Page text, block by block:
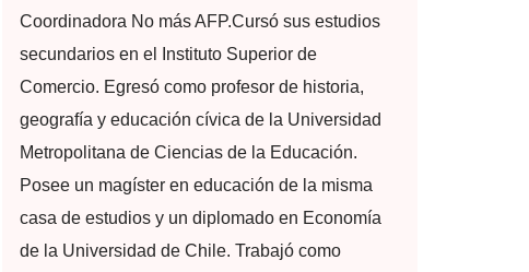
Coordinadora No más AFP.​ Cursó sus estudios
secundarios en el Instituto Superior de
Comercio. Egresó como profesor de historia,
geografía y educación cívica de la Universidad
Metropolitana de Ciencias de la Educación.
Posee un magíster en educación de la misma
casa de estudios y un diplomado en Economía
de la Universidad de Chile.​ Trabajó como